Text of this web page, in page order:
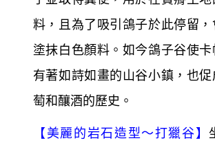
料，且為了吸引鴿子於此停留，
塗抹白色顏料。如今鴿子谷使
有著如詩如畫的山谷小鎮，也
萄和釀酒的歷史。
【 美麗的岩石造型～打獵谷】